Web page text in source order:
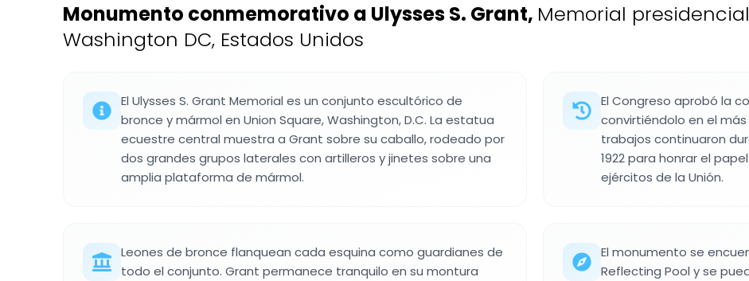
Monumento conmemorativo a Ulysses S. Grant, Memorial
Washington DC, Estados Unidos
El Ulysses S. Grant Memorial es un conjunto escultórico de
bronce y mármol en Union Square, Washington, D.C. La estatua
ecuestre central muestra a Grant sobre su caballo, rodeado por
dos grandes grupos laterales con artilleros y jinetes sobre una
amplia plataforma de mármol.
El Congreso aprobó la
convirtiéndolo en el
trabajos continuaron
1922 para honrar el
ejércitos de la Unión.
Leones de bronce flanquean cada esquina como guardianes de
todo el conjunto. Grant permanece tranquilo en su montura
El monumento se
Reflecting Pool y se